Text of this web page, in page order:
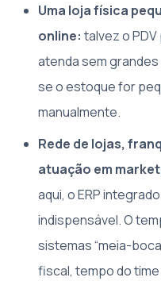
Uma loja física
online: talvez o
atenda sem
se o estoque for
manualmente.
Rede de lojas,
atuação em
aqui, o ERP
indispensável. O
sistemas “meia-
fiscal, tempo do